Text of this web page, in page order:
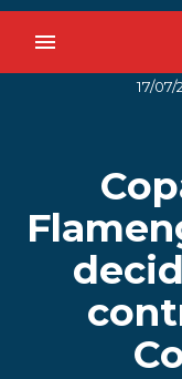
menu
17/